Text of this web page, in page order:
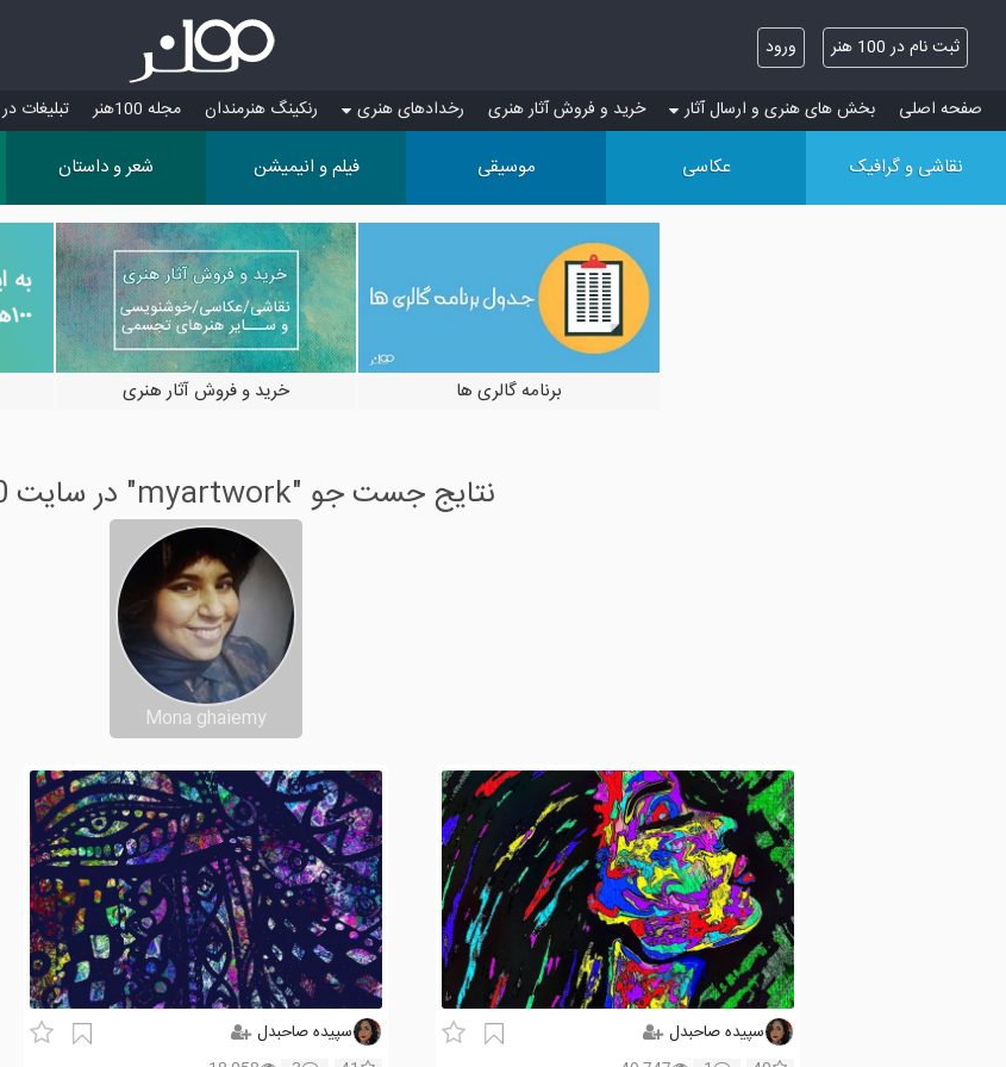
ثبت نام در 100 هنر ورود
صفحه اصلی بخش های هنری و ارسال آثار خرید و فروش آثار هنری رخدادهای هنری رنکینگ هنرمندان مجله 100هنر تبلیغات در 100هنر
نقاشی و گرافیک عکاسی موسیقی فیلم و انیمیشن شعر و داستان
خرید و فروش آثار هنری برنامه گالری ها
نتایج جست جو "myartwork" در سایت 100هنر
Mona ghaiemy
سپیده صاحبدل
سپیده صاحبدل